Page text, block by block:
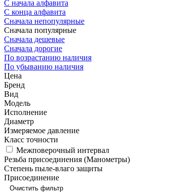
С начала алфавита
С конца алфавита
Сначала непопулярные
Сначала популярные
Сначала дешевые
Сначала дорогие
По возрастанию наличия
По убыванию наличия
Цена
Бренд
Вид
Модель
Исполнение
Диаметр
Измеряемое давление
Класс точности
Межповерочный интервал
Резьба присоединения (Манометры)
Степень пыле-влаго защиты
Присоединение
Очистить фильтр